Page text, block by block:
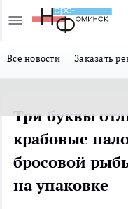
Все новости Заказать
Три буквы
крабовые
бросовой
на упаковке